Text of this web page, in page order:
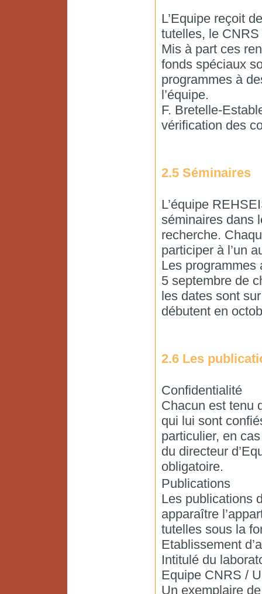
L’Equipe reçoit
tutelles, le CNRS
Mis à part ces
fonds spéciaux
programmes à
l’équipe.
F. Bretelle-
vérification des
2.5 Séminaires
L’équipe
séminaires dans
recherche.
participer à l’un
Les programmes
5 septembre de
les dates sont
débutent en
2.6 Les
Confidentialité
Chacun est tenu
qui lui sont
particulier, en
du directeur
obligatoire.
Publications
Les publications
apparaître
tutelles sous la
Etablissement
Intitulé du
Equipe CNRS /
Un exemplaire